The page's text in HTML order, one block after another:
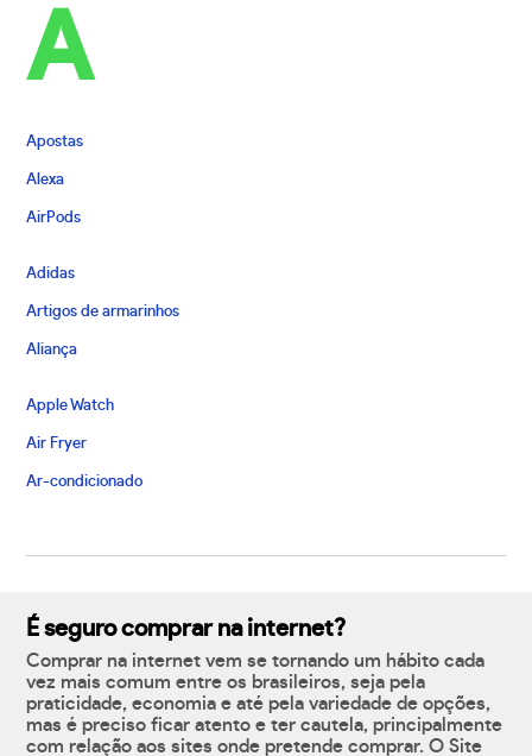
A
Apostas
Alexa
AirPods
Adidas
Artigos de armarinhos
Aliança
Apple Watch
Air Fryer
Ar-condicionado
É seguro comprar na internet?
Comprar na internet vem se tornando um hábito cada
vez mais comum entre os brasileiros, seja pela
praticidade, economia e até pela variedade de opções,
mas é preciso ficar atento e ter cautela, principalmente
com relação aos sites onde pretende comprar. O Site